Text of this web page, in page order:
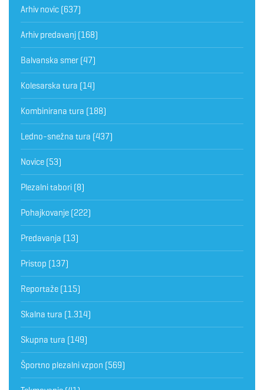
Arhiv novic (637)
Arhiv predavanj (168)
Balvanska smer (47)
Kolesarska tura (14)
Kombinirana tura (188)
Ledno-snežna tura (437)
Novice (53)
Plezalni tabori (8)
Pohajkovanje (222)
Predavanja (13)
Pristop (137)
Reportaže (115)
Skalna tura (1.314)
Skupna tura (149)
Športno plezalni vzpon (569)